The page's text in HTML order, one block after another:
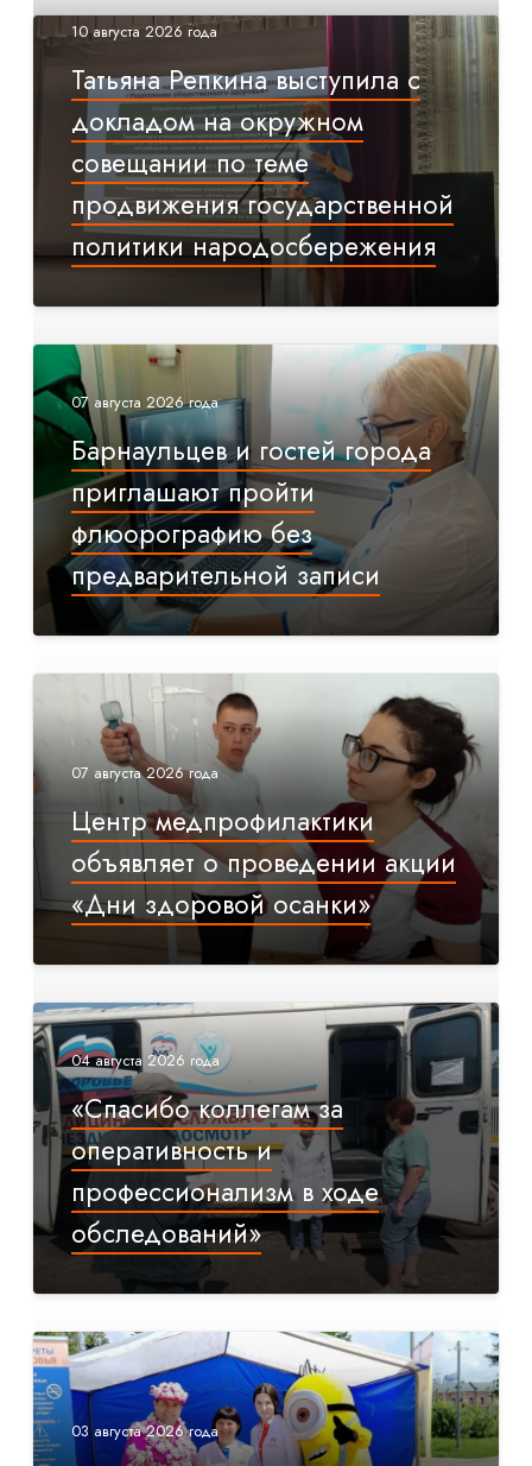
10 августа 2026 года
Татьяна Репкина выступила с
докладом на окружном
совещании по теме
продвижения государственной
политики народосбережения
07 августа 2026 года
Барнаульцев и гостей города
приглашают пройти
флюорографию без
предварительной записи
07 августа 2026 года
Центр медпрофилактики
объявляет о проведении акции
«Дни здоровой осанки»
04 августа 2026 года
«Спасибо коллегам за
оперативность и
профессионализм в ходе
обследований»
03 августа 2026 года